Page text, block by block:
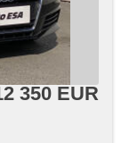
350 EUR